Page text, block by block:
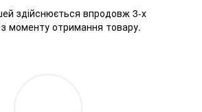
здійснюється впродовж 3-х
з моменту отримання товару.